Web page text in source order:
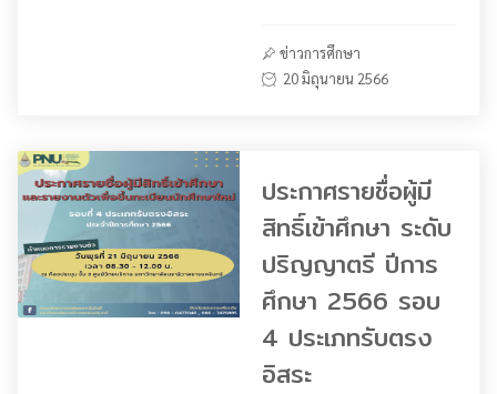
ข่าวการศึกษา
20 มิถุนายน 2566
ประกาศรายชื่อผู้มี
สิทธิ์เข้าศึกษา ระดับ
ปริญญาตรี ปีการ
ศึกษา 2566 รอบ
4 ประเภทรับตรง
อิสระ